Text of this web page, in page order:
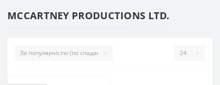
MCCARTNEY PRODUCTIONS LTD.